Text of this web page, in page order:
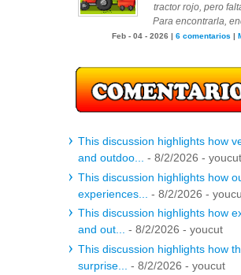
tractor rojo, pero
Para encontrarla,
Feb - 04 - 2026 | 6 comentarios
This discussion highlights how
and outdoo...
- 8/2/2026 - youcut
This discussion highlights how
experiences...
- 8/2/2026 -
This discussion highlights how
and out...
- 8/2/2026 - youcut
This discussion highlights how
surprise...
- 8/2/2026 - youcut